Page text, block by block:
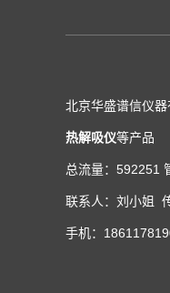
北京华盛谱信仪
热解吸仪等产品
总流量：592251
联系人：刘小姐
手机：